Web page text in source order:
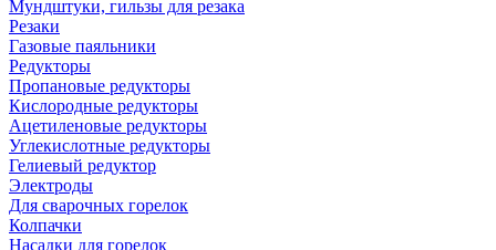
Мундштуки, гильзы для резака
Резаки
Газовые паяльники
Редукторы
Пропановые редукторы
Кислородные редукторы
Ацетиленовые редукторы
Углекислотные редукторы
Гелиевый редуктор
Электроды
Для сварочных горелок
Колпачки
Насадки для горелок